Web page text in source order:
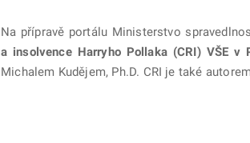
Na přípravě portálu Ministerstvo
a insolvence Harryho Pollaka (CRI) VŠE v
Michalem Kudějem, Ph.D. CRI je také